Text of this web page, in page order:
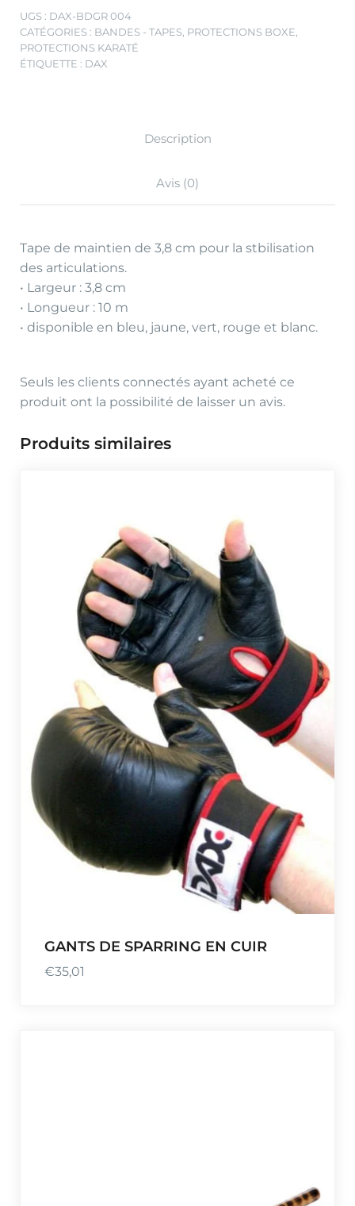
UGS : DAX-BDGR 004
CATÉGORIES : BANDES - TAPES PROTECTIONS BOXE
PROTECTIONS KARATÉ
ÉTIQUETTE : DAX
Description
Avis (0)
Tape de maintien de 3,8 cm pour la stbilisation
des articulations.
• Largeur : 3,8 cm
• Longueur : 10 m
• disponible en bleu, jaune, vert, rouge et blanc.
Seuls les clients connectés ayant acheté ce
produit ont la possibilité de laisser un avis.
Produits similaires
GANTS DE SPARRING EN CUIR
€35,01